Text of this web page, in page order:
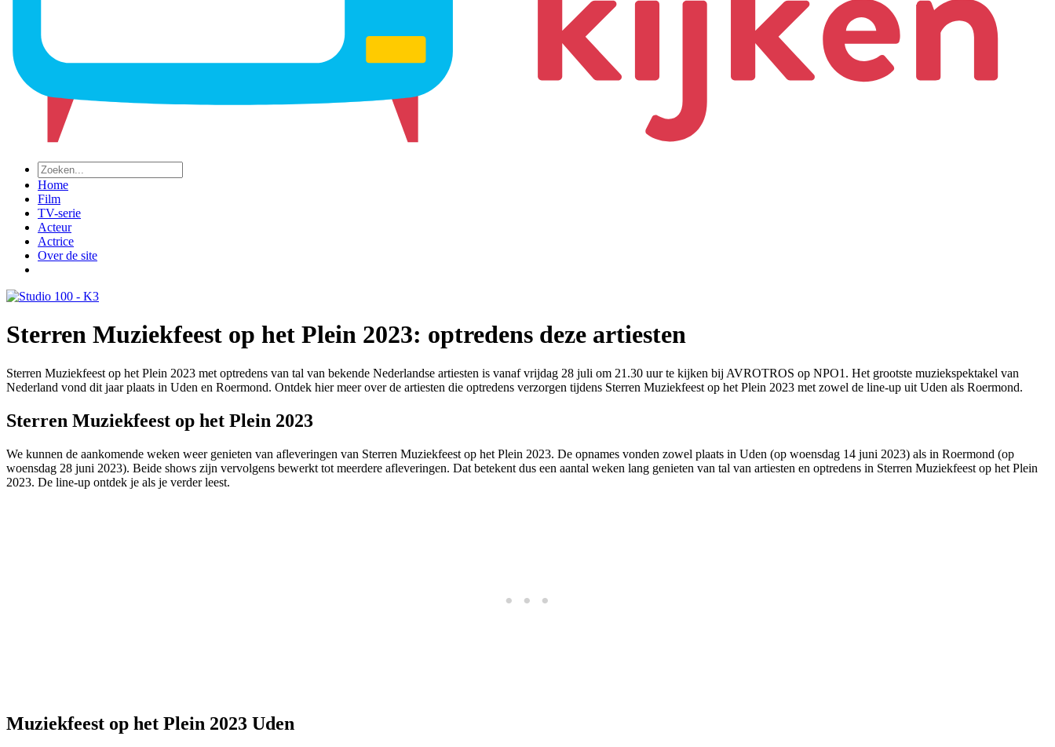
Home
Film
TV-serie
Acteur
Actrice
Over de site
Sterren Muziekfeest op het Plein 2023: optredens deze artiesten
Sterren Muziekfeest op het Plein 2023 met optredens van tal van bekende Nederlandse artiesten is vanaf vrijdag 28 juli om 21.30 uur te kijken bij AVROTROS op NPO1. Het grootste muziekspektakel van
Nederland vond dit jaar plaats in Uden en Roermond. Ontdek hier meer over de artiesten die optredens verzorgen tijdens Sterren Muziekfeest op het Plein 2023 met zowel de line-up uit Uden als Roermond.
Sterren Muziekfeest op het Plein 2023
We kunnen de aankomende weken weer genieten van afleveringen van Sterren Muziekfeest op het Plein 2023. De opnames vonden zowel plaats in Uden (op woensdag 14 juni 2023) als in Roermond (op
woensdag 28 juni 2023). Beide shows zijn vervolgens bewerkt tot meerdere afleveringen. Dat betekent dus een aantal weken lang genieten van tal van artiesten en optredens in Sterren Muziekfeest op het Plein
2023. De line-up ontdek je als je verder leest.
Muziekfeest op het Plein 2023 Uden